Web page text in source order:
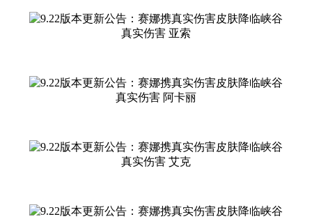
真实伤害 亚索
真实伤害 阿卡丽
真实伤害 艾克